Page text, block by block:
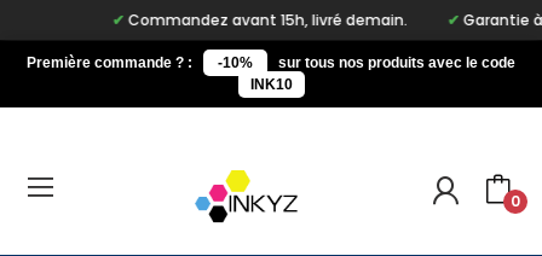
Commandez avant 15h, livré demain. Garantie à
Première commande ? : -10%
sur tous nos produits avec le code
INK10
0